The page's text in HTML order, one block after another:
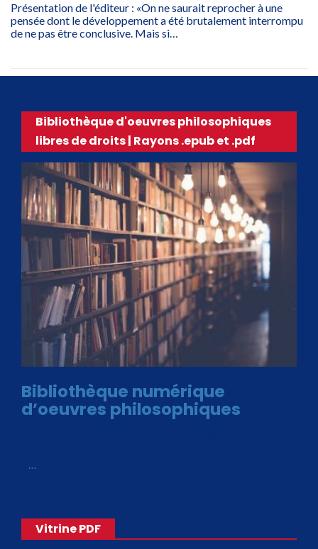
Présentation de l'éditeur : «On ne saurait reprocher à une
pensée dont le développement a été brutalement interrompu
de ne pas être conclusive. Mais si…
Bibliothèque d'oeuvres philosophiques
libres de droits | Rayons .epub et .pdf
Bibliothèque numérique
d’oeuvres philosophiques
…
Vitrine PDF